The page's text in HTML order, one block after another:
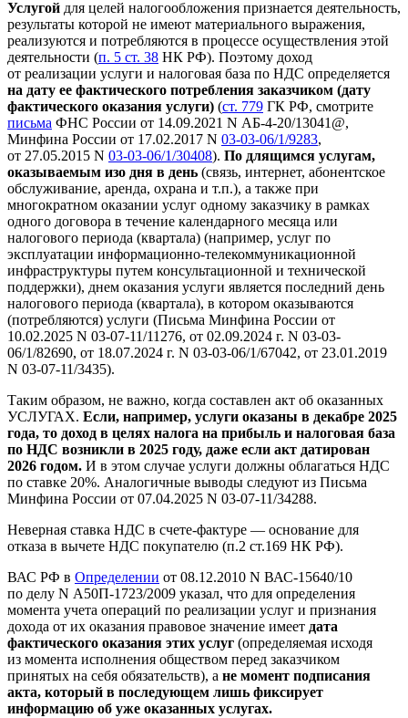
Услугой для целей налогообложения признается деятельность,
результаты которой не имеют материального выражения,
реализуются и потребляются в процессе осуществления этой
деятельности (п. 5 ст. 38 НК РФ). Поэтому доход
от реализации услуги и налоговая база по НДС определяется
на дату ее фактического потребления заказчиком (дату
фактического оказания услуги) (ст. 779 ГК РФ, смотрите
письма ФНС России от 14.09.2021 N АБ-4-20/13041@,
Минфина России от 17.02.2017 N 03-03-06/1/9283,
от 27.05.2015 N 03-03-06/1/30408). По длящимся услугам,
оказываемым изо дня в день (связь, интернет, абонентское
обслуживание, аренда, охрана и т.п.), а также при
многократном оказании услуг одному заказчику в рамках
одного договора в течение календарного месяца или
налогового периода (квартала) (например, услуг по
эксплуатации информационно-телекоммуникационной
инфраструктуры путем консультационной и технической
поддержки), днем оказания услуги является последний день
налогового периода (квартала), в котором оказываются
(потребляются) услуги (Письма Минфина России от
10.02.2025 N 03-07-11/11276, от 02.09.2024 г. N 03-03-
06/1/82690, от 18.07.2024 г. N 03-03-06/1/67042, от 23.01.2019
N 03-07-11/3435).
Таким образом, не важно, когда составлен акт об оказанных
УСЛУГАХ. Если, например, услуги оказаны в декабре 2025
года, то доход в целях налога на прибыль и налоговая база
по НДС возникли в 2025 году, даже если акт датирован
2026 годом. И в этом случае услуги должны облагаться НДС
по ставке 20%. Аналогичные выводы следуют из Письма
Минфина России от 07.04.2025 N 03-07-11/34288.
Неверная ставка НДС в счете-фактуре — основание для
отказа в вычете НДС покупателю (п.2 ст.169 НК РФ).
ВАС РФ в Определении от 08.12.2010 N ВАС-15640/10
по делу N А50П-1723/2009 указал, что для определения
момента учета операций по реализации услуг и признания
дохода от их оказания правовое значение имеет дата
фактического оказания этих услуг (определяемая исходя
из момента исполнения обществом перед заказчиком
принятых на себя обязательств), а не момент подписания
акта, который в последующем лишь фиксирует
информацию об уже оказанных услугах.